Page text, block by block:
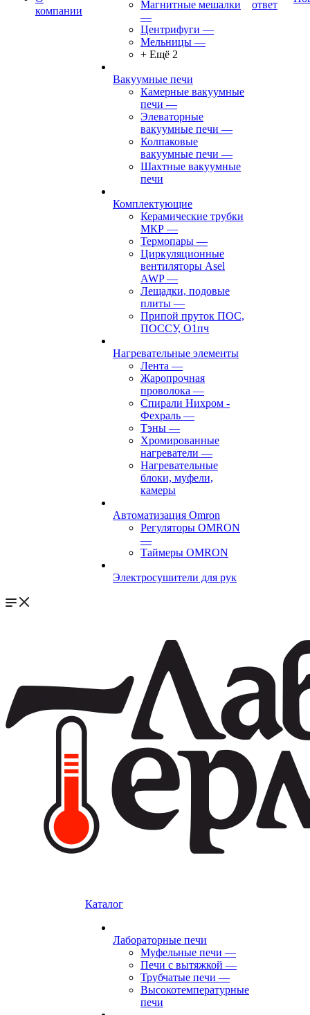
компании
Магнитные мешалки
—
Центрифуги —
Мельницы —
+ Ещё 2
Вакуумные печи
Камерные вакуумные
печи —
Элеваторные
вакуумные печи —
Колпаковые
вакуумные печи —
Шахтные вакуумные
печи
Комплектующие
Керамические трубки
МКР —
Термопары —
Циркуляционные
вентиляторы Asel
AWP—
Лещадки, подовые
плиты —
Припой пруток ПОС,
ПОССУ, О1пч
Нагревательные элементы
Лента —
Жаропрочная
проволока —
Спирали Нихром -
Фехраль —
Тэны —
Хромированные
нагреватели —
Нагревательные
блоки, муфели,
камеры
Автоматизация Omron
Регуляторы OMRON
—
Таймеры OMRON
Электросушители для рук
ответ
Каталог
Лабораторные печи
Муфельные печи —
Печи с вытяжкой —
Трубчатые печи —
Высокотемпературные
печи